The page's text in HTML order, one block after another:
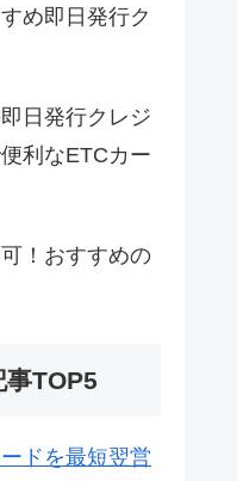
め即日発行ク
日発行クレジ
利なETCカー
！おすすめの
TOP5
ドを最短翌営